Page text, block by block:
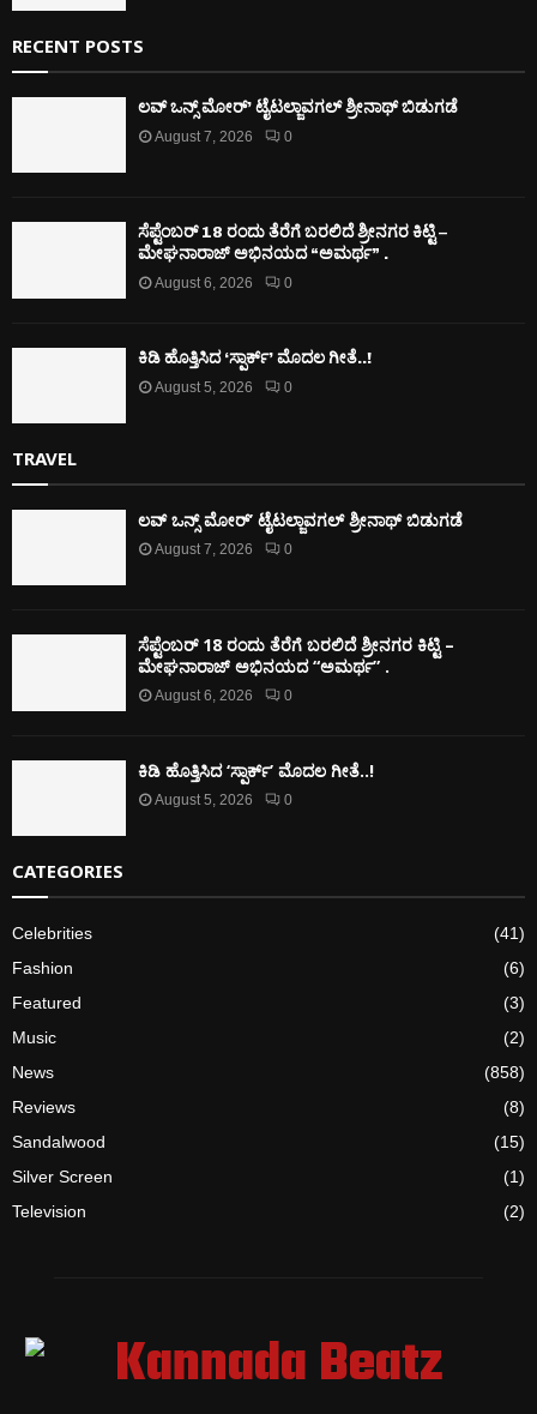
RECENT POSTS
ಲವ್ ಒನ್ಸ್ ಮೋರ್’ ಟೈಟಲ್ಜಾವಗಲ್ ಶ್ರೀನಾಥ್ ಬಿಡುಗಡೆ
August 7, 2026 0
ಸೆಪ್ಟೆಂಬರ್ 18 ರಂದು ತೆರೆಗೆ ಬರಲಿದೆ ಶ್ರೀನಗರ ಕಿಟ್ಟಿ –
ಮೇಘನಾರಾಜ್ ಅಭಿನಯದ “ಅಮರ್ಥ” .
August 6, 2026 0
ಕಿಡಿ‌‌ ಹೊತ್ತಿಸಿದ ‘ಸ್ಪಾರ್ಕ್’ ಮೊದಲ‌ ಗೀತೆ..!
August 5, 2026 0
TRAVEL
ಲವ್ ಒನ್ಸ್ ಮೋರ್’ ಟೈಟಲ್ಜಾವಗಲ್ ಶ್ರೀನಾಥ್ ಬಿಡುಗಡೆ
August 7, 2026 0
ಸೆಪ್ಟೆಂಬರ್ 18 ರಂದು ತೆರೆಗೆ ಬರಲಿದೆ ಶ್ರೀನಗರ ಕಿಟ್ಟಿ –
ಮೇಘನಾರಾಜ್ ಅಭಿನಯದ “ಅಮರ್ಥ” .
August 6, 2026 0
ಕಿಡಿ‌‌ ಹೊತ್ತಿಸಿದ ‘ಸ್ಪಾರ್ಕ್’ ಮೊದಲ‌ ಗೀತೆ..!
August 5, 2026 0
CATEGORIES
Celebrities
(41)
Fashion
(6)
Featured
(3)
Music
(2)
News
(858)
Reviews
(8)
Sandalwood
(15)
Silver Screen
(1)
Television
(2)